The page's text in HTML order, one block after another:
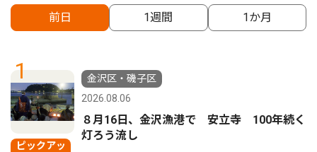
前日 1週間 1か月
1
ピックアッ
金沢区・磯子区
2026.08.06
８月16日、金沢漁港で 安立寺 100年続く
灯ろう流し